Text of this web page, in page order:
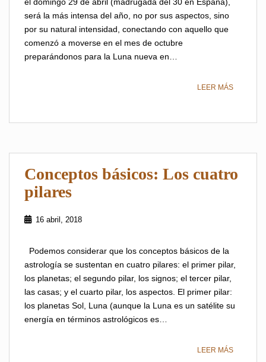
será la más intensa del año, no por sus aspectos, sino
por su natural intensidad, conectando con aquello que
comenzó a moverse en el mes de octubre
preparándonos para la Luna nueva en…
LEER MÁS
Conceptos básicos: Los cuatro
pilares
16 abril, 2018
Podemos considerar que los conceptos básicos de la
astrología se sustentan en cuatro pilares: el primer pilar,
los planetas; el segundo pilar, los signos; el tercer pilar,
las casas; y el cuarto pilar, los aspectos. El primer pilar:
los planetas Sol, Luna (aunque la Luna es un satélite su
energía en términos astrológicos es…
LEER MÁS